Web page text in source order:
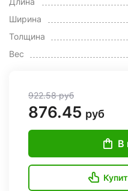
Ширина
Толщина
Вес
922.58руб
876.45 руб
В